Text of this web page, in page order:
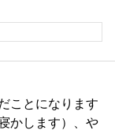
ことになります
かします）、や